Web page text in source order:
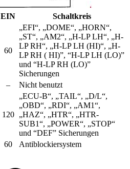
EIN Schaltkreis
60
„EFI“, „DOME“, „HORN“,
„ST“, „AM2“, „H-LP LH“, „H-
LP RH“, „H-LP LH (HI)“, „H-
LP RH ( HI)”, “H-LP LH (LO)”
und “H-LP RH (LO)”
Sicherungen
– Nicht benutzt
120
„ECU-B“, „TAIL“, „D/L“,
„OBD“, „RDI“, „AM1“,
„HAZ“, „HTR“, „HTR-
SUB1“, „POWER“, „STOP“
und “DEF” Sicherungen
60 Antiblockiersystem